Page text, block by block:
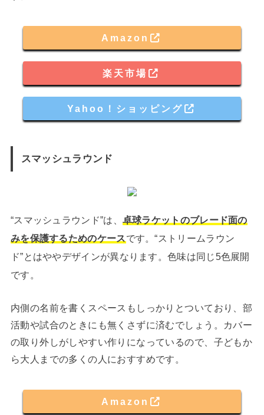
Amazon
楽天市場
Yahoo！ショッピング
スマッシュラウンド
“スマッシュラウンド”は、 卓球ラケットのブレード面の
みを保護するためのケースです。“ストリームラウン
ド”とはややデザインが異なります。色味は同じ5色展開
です。
内側の名前を書くスペースもしっかりとついており、部
活動や試合のときにも無くさずに済むでしょう。カバー
の取り外しがしやすい作りになっているので、子どもか
ら大人までの多くの人におすすめです。
Amazon